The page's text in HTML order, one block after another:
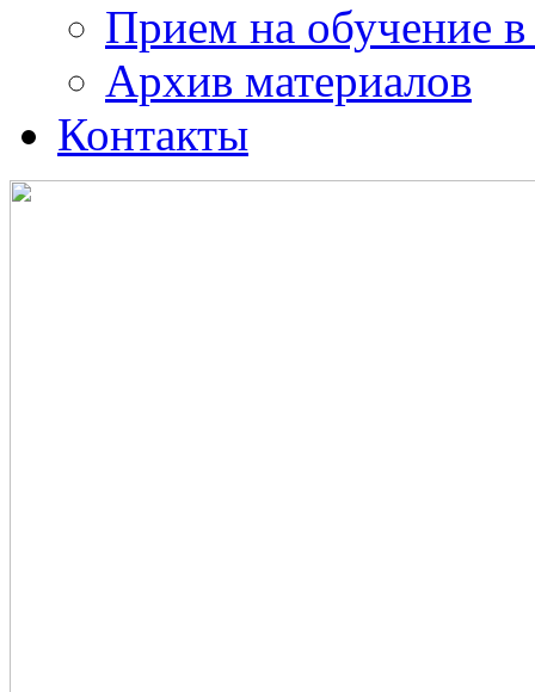
Прием на обучение в
Архив материалов
Контакты